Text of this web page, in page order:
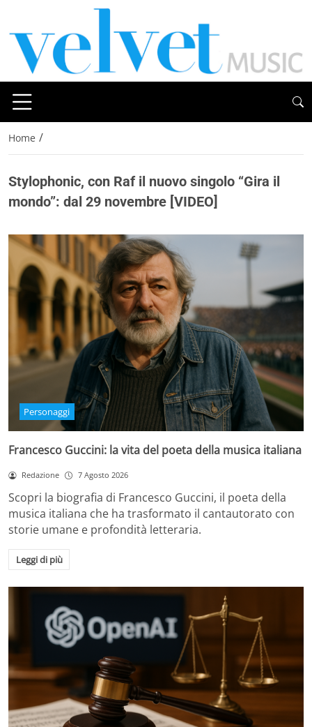
Home /
Stylophonic, con Raf il nuovo singolo “Gira il
mondo”: dal 29 novembre [VIDEO]
Personaggi
Francesco Guccini: la vita del poeta della musica italiana
Redazione 7 Agosto 2026
Scopri la biografia di Francesco Guccini, il poeta della
musica italiana che ha trasformato il cantautorato con
storie umane e profondità letteraria.
Leggi di più